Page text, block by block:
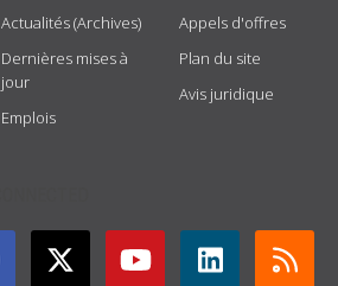
Actualités (Archives)
Dernières mises à
jour
Emplois
Appels d'offres
Plan du site
Avis juridique